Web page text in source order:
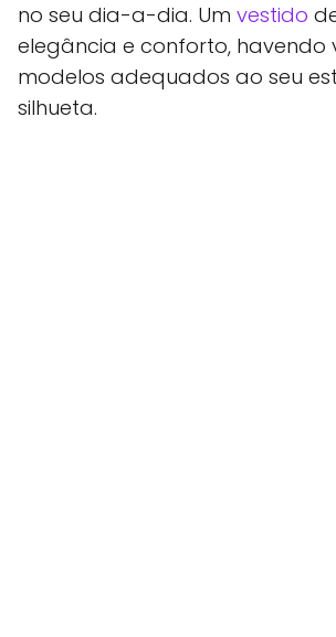
no seu dia-a-dia. Um vestido
elegância e conforto, havendo
modelos adequados ao seu
silhueta.